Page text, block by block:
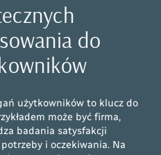
do
użytkowników to klucz do
może być firma,
badania satysfakcji
i oczekiwania. Na